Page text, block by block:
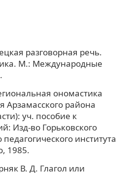
разговорная речь.
М.: Международные
ономастика
района
уч. пособие к
Изд-во Горьковского
педагогического института
1985.
В. Д. Глагол или